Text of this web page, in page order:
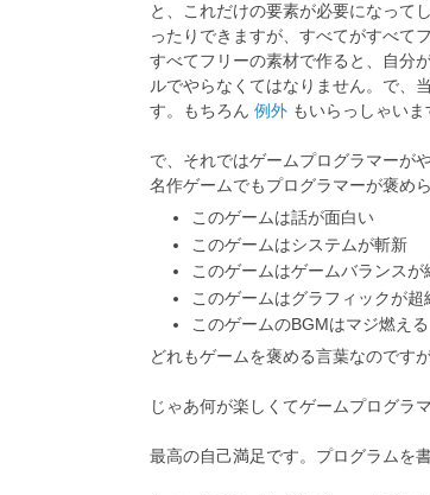
と、これだけの要素が必要になって
ったりできますが、すべてがすべて
すべてフリーの素材で作ると、自分
ルでやらなくてはなりません。で、
す。もちろん 例外 もいらっしゃい
で、それではゲームプログラマーが
名作ゲームでもプログラマーが褒め
このゲームは話が面白い
このゲームはシステムが斬新
このゲームはゲームバランス
このゲームはグラフィックが超
このゲームのBGMはマジ燃える
どれもゲームを褒める言葉なのです
じゃあ何が楽しくてゲームプログラ
最高の自己満足です。プログラムを